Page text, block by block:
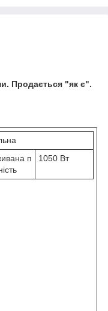
Продається "як є".
п
1050 Вт